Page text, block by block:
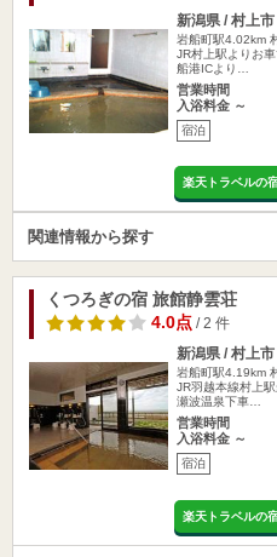
新潟県 / 村上市
岩船町駅4.02km
JR村上駅よりお
船港ICより…
営業時間
入浴料金 ～
宿泊
楽天トラベルの
関連情報から探す
くつろぎの宿 旅館静雲荘
4.0点/ 2 件
新潟県 / 村上市
岩船町駅4.19km
JR羽越本線村上
瀬波温泉下車…
営業時間
入浴料金 ～
宿泊
楽天トラベルの